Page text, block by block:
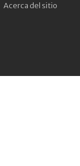
Acerca del sitio